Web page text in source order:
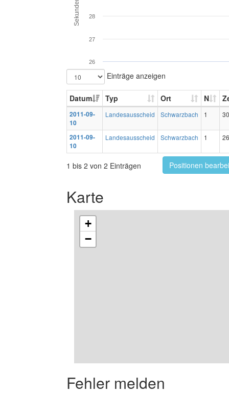
Sekunden
26
27
28
Einträge anzeigen
Datum Typ Ort N
2011-09-
10
Landesausscheid Schwarzbach 1
2011-09-
10
Landesausscheid Schwarzbach 1
1 bis 2 von 2 Einträgen Positionen
Karte
+
−
Fehler melden